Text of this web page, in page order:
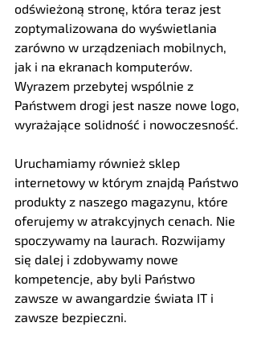
odświeżoną stronę, która teraz jest
zoptymalizowana do wyświetlania
zarówno w urządzeniach mobilnych,
jak i na ekranach komputerów.
Wyrazem przebytej wspólnie z
Państwem drogi jest nasze nowe logo,
wyrażające solidność i nowoczesność.
Uruchamiamy również sklep
internetowy w którym znajdą Państwo
produkty z naszego magazynu, które
oferujemy w atrakcyjnych cenach. Nie
spoczywamy na laurach. Rozwijamy
się dalej i zdobywamy nowe
kompetencje, aby byli Państwo
zawsze w awangardzie świata IT i
zawsze bezpieczni.